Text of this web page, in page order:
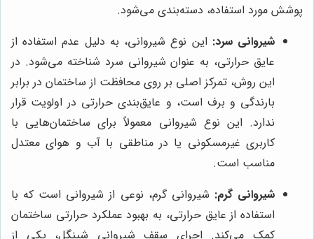
پوشش مورد استفاده، دسته‌بندی می‌شود.
شیروانی سرد: این نوع شیروانی، به دلیل عدم استفاده از
عایق حرارتی، به عنوان شیروانی سرد شناخته می‌شود. در
این روش، تمرکز اصلی بر روی محافظت از ساختمان در برابر
بارندگی و برف است، و عایق‌بندی حرارتی در اولویت قرار
ندارد. این نوع شیروانی معمولاً برای ساختمان‌هایی با
کاربری غیرمسکونی یا در مناطقی با آب و هوای معتدل
مناسب است.
شیروانی گرم: شیروانی گرم، نوعی از شیروانی است که با
استفاده از عایق حرارتی، به بهبود عملکرد حرارتی ساختمان
کمک می‌کند. اجرای سقف شیروانی شینگل، یکی از